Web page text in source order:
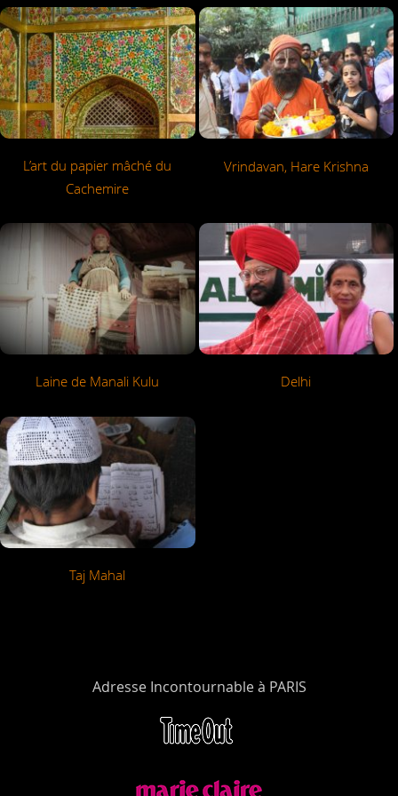
L’art du papier mâché du
Cachemire
Vrindavan, Hare Krishna
Laine de Manali Kulu Delhi
Taj Mahal
Adresse Incontournable à PARIS